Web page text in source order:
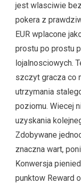
jest wlasciwie
pokera z
EUR wplacone
prostu po prostu
lojalnosciowych.
szczyt gracza co
utrzymania
poziomu. Wiecej
uzyskania
Zdobywane
znaczna wart,
Konwersja
punktow Reward